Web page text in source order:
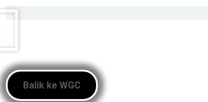
Balik ke WGC